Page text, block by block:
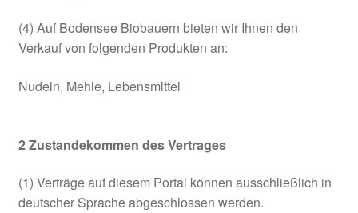
Unsere Social–Media–Auftritte
Zahlung und Versand
(4) Auf Bodensee Biobauern bieten wir Ihnen den
Verkauf von folgenden Produkten an:
Nudeln, Mehle, Lebensmittel
2Zustandekommen des Vertrages
(1) Verträge auf diesem Portal können ausschließlich in
deutscher Sprache abgeschlossen werden.